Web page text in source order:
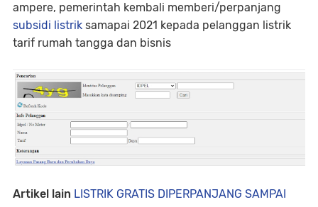
ampere, pemerintah kembali memberi/perpanjang
subsidi listrik samapai 2021 kepada pelanggan listrik
tarif rumah tangga dan bisnis
Artikel lain LISTRIK GRATIS DIPERPANJANG SAMPAI